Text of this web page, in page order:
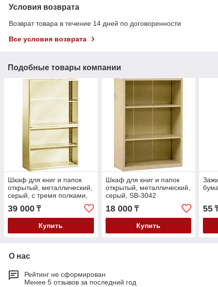
Условия возврата
Возврат товара в течение 14 дней по договоренности
Все условия возврата
Подобные товары компании
Шкаф для книг и папок
открытый, металлический,
серый, с тремя полками,
39 000 ₸
Купить
Шкаф для книг и папок
открытый, металлический,
серый, SB-3042
18 000₸
Купить
55
О нас
Рейтинг не сформирован
Менее 5 отзывов за последний год